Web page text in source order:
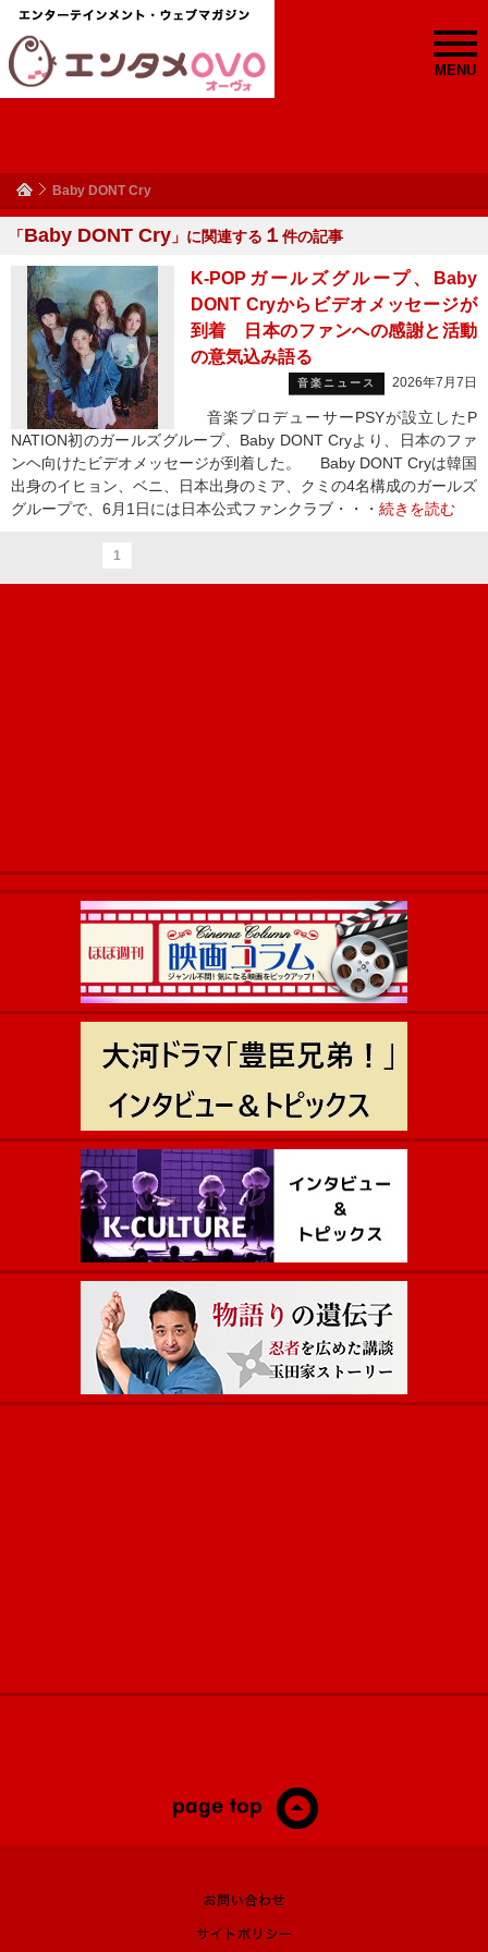
MENU
Baby DONT Cry
「Baby DONT Cry 」に関連する １ 件の記事
K-POPガールズグループ、Baby
DONT Cryからビデオメッセージが
到着 日本のファンへの感謝と活動
の意気込み語る
音楽ニュース 2026年7月7日
音楽プロデューサーPSYが設立したP
NATION初のガールズグループ、Baby DONT Cryより、日本のファ
ンヘ向けたビデオメッセージが到着した。 Baby DONT Cryは韓国
出身のイヒョン、ベニ、日本出身のミア、クミの4名構成のガールズ
グループで、6月1日には日本公式ファンクラブ・・・ 続きを読む
1